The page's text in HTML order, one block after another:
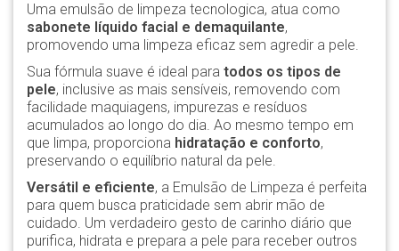
Uma emulsão de limpeza tecnologica, atua como
sabonete líquido facial e demaquilante,
promovendo uma limpeza eficaz sem agredir a pele.
Sua fórmula suave é ideal para todos os tipos de
pele, inclusive as mais sensíveis, removendo com
facilidade maquiagens, impurezas e resíduos
acumulados ao longo do dia. Ao mesmo tempo em
que limpa, proporciona hidratação e conforto,
preservando o equilíbrio natural da pele.
Versátil e eficiente, a Emulsão de Limpeza é perfeita
para quem busca praticidade sem abrir mão de
cuidado. Um verdadeiro gesto de carinho diário que
purifica, hidrata e prepara a pele para receber outros